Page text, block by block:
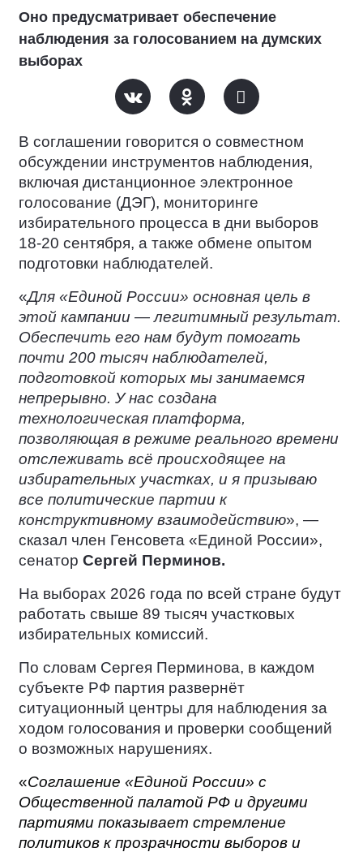
Оно предусматривает обеспечение
наблюдения за голосованием на думских
выборах
В соглашении говорится о совместном
обсуждении инструментов наблюдения,
включая дистанционное электронное
голосование (ДЭГ), мониторинге
избирательного процесса в дни выборов
18-20 сентября, а также обмене опытом
подготовки наблюдателей.
«Для «Единой России» основная цель в
этой кампании — легитимный результат.
Обеспечить его нам будут помогать
почти 200 тысяч наблюдателей,
подготовкой которых мы занимаемся
непрерывно. У нас создана
технологическая платформа,
позволяющая в режиме реального времени
отслеживать всё происходящее на
избирательных участках, и я призываю
все политические партии к
конструктивному взаимодействию», —
сказал член Генсовета «Единой России»,
сенатор Сергей Перминов.
На выборах 2026 года по всей стране будут
работать свыше 89 тысяч участковых
избирательных комиссий.
По словам Сергея Перминова, в каждом
субъекте РФ партия развернёт
ситуационный центры для наблюдения за
ходом голосования и проверки сообщений
о возможных нарушениях.
«Соглашение «Единой России» с
Общественной палатой РФ и другими
партиями показывает стремление
политиков к прозрачности выборов и